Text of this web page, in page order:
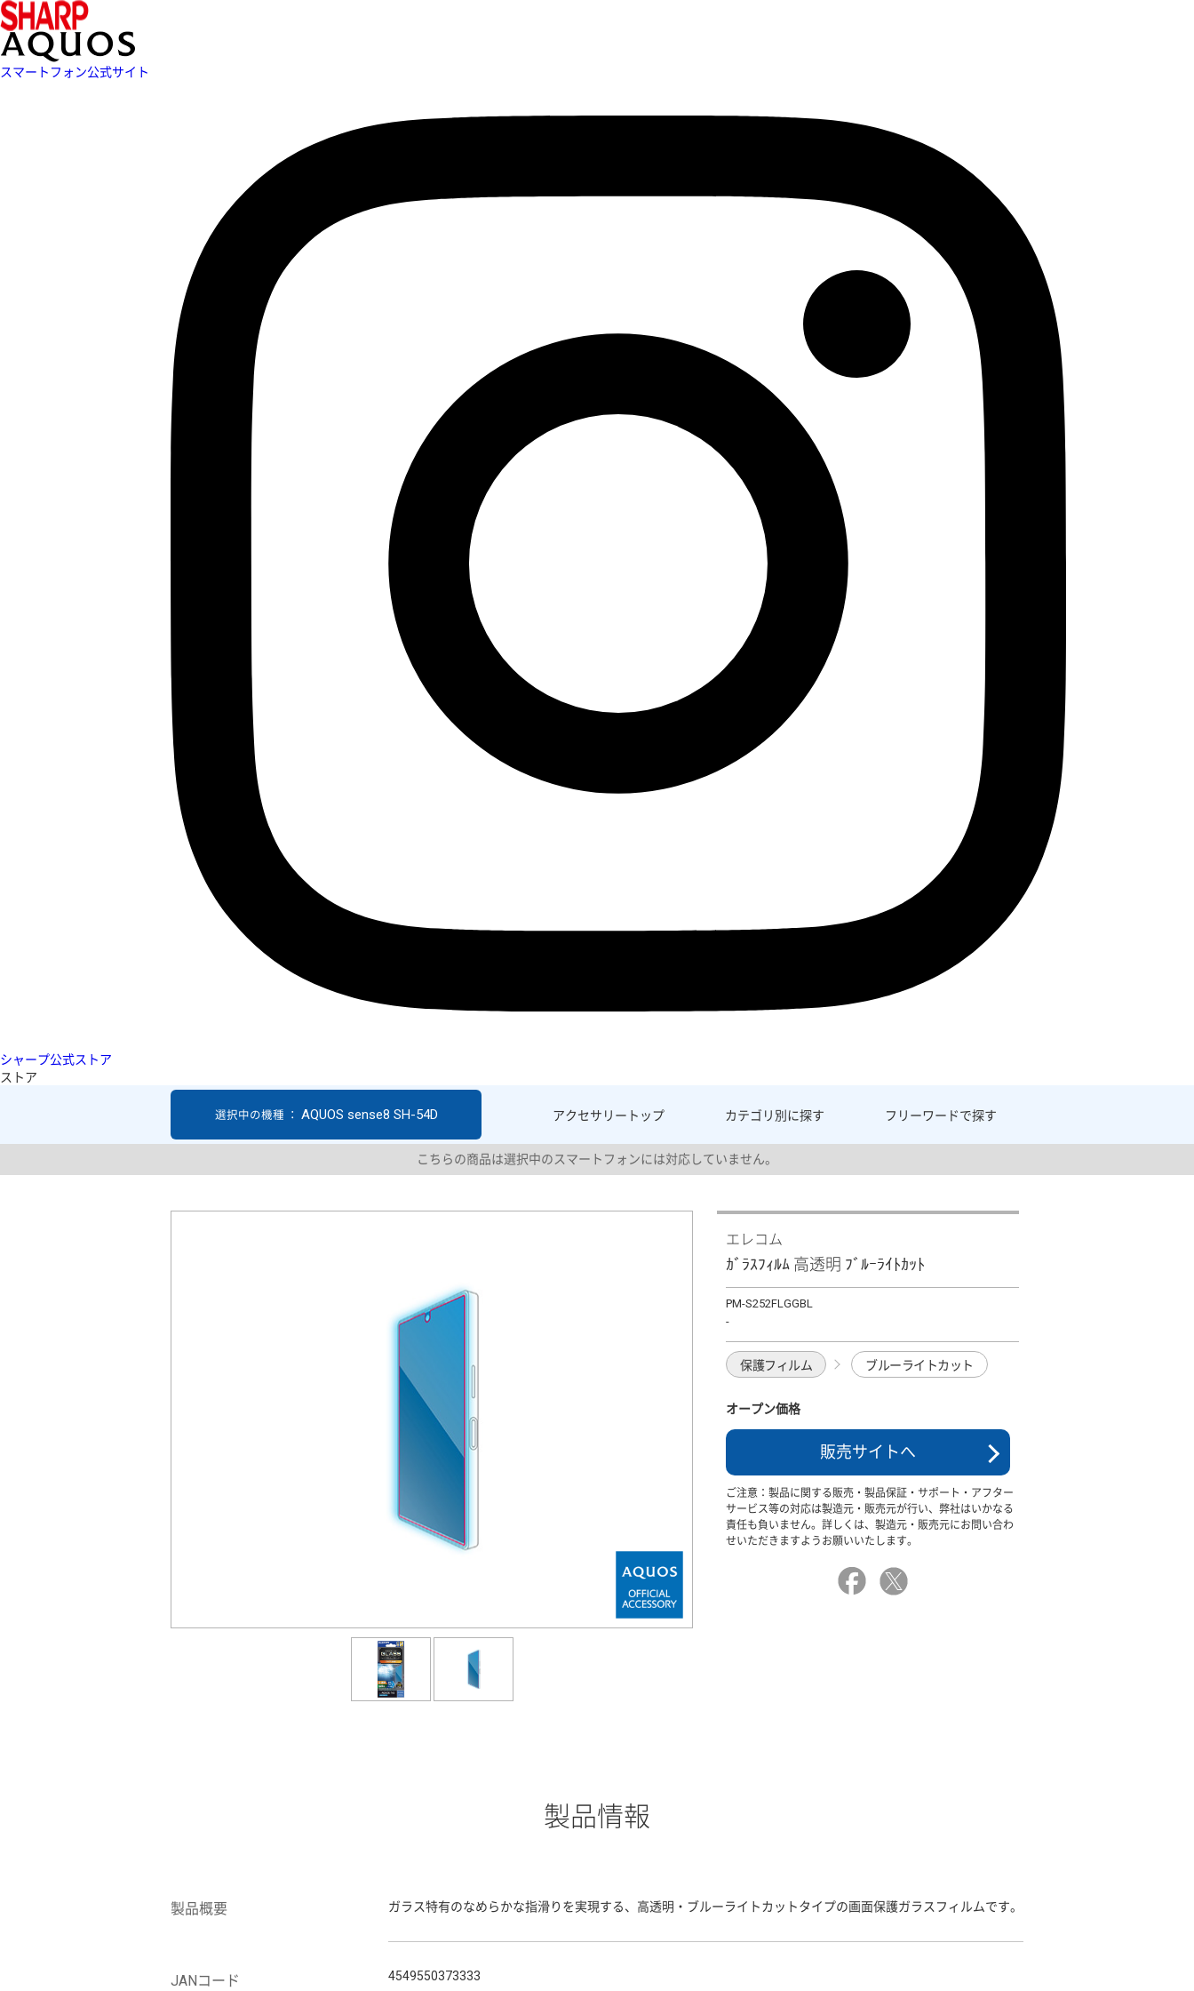
スマートフォン公式サイト
シャープ公式ストア
ストア
アクセサリー トップ カテゴリ別に探す フリーワードで探す
選択中の機種 ： AQUOS sense8 SH-54D
こちらの商品は選択中のスマートフォンには対応していません。
エレコム
ｶﾞﾗｽﾌｨﾙﾑ 高透明 ﾌﾞﾙｰﾗｲﾄｶｯﾄ
PM-S252FLGGBL
-
保護フィルム ブルーライトカット
オープン価格
販売サイトへ
ご注意：製品に関する販売・製品保証・サポート・アフター
サービス等の対応は製造元・販売元が行い、弊社はいかなる
責任も負いません。詳しくは、製造元・販売元にお問い合わ
せいただきますようお願いいたします。
製品情報
製品概要 ガラス特有のなめらかな指滑りを実現する、高透明・ブルーライトカットタイプの画面保護ガラスフィルムです。
JANコード 4549550373333